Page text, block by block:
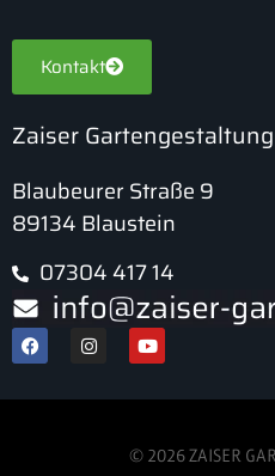
Kontakt
Zaiser Gartengestaltung
Blaubeurer Straße 9
89134 Blaustein
07304 417 14
© 2026 ZAISER